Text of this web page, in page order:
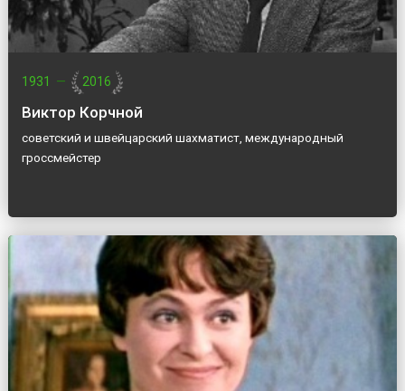
1931 — 2016
Виктор Корчной
советский и швейцарский шахматист, международный
гроссмейстер